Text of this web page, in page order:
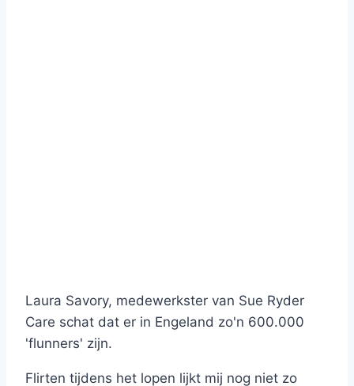
Laura Savory, medewerkster van Sue Ryder
Care schat dat er in Engeland zo'n 600.000
'flunners' zijn.
Flirten tijdens het lopen lijkt mij nog niet zo